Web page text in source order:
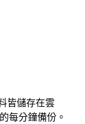
皆儲存在雲
每分鐘備份。